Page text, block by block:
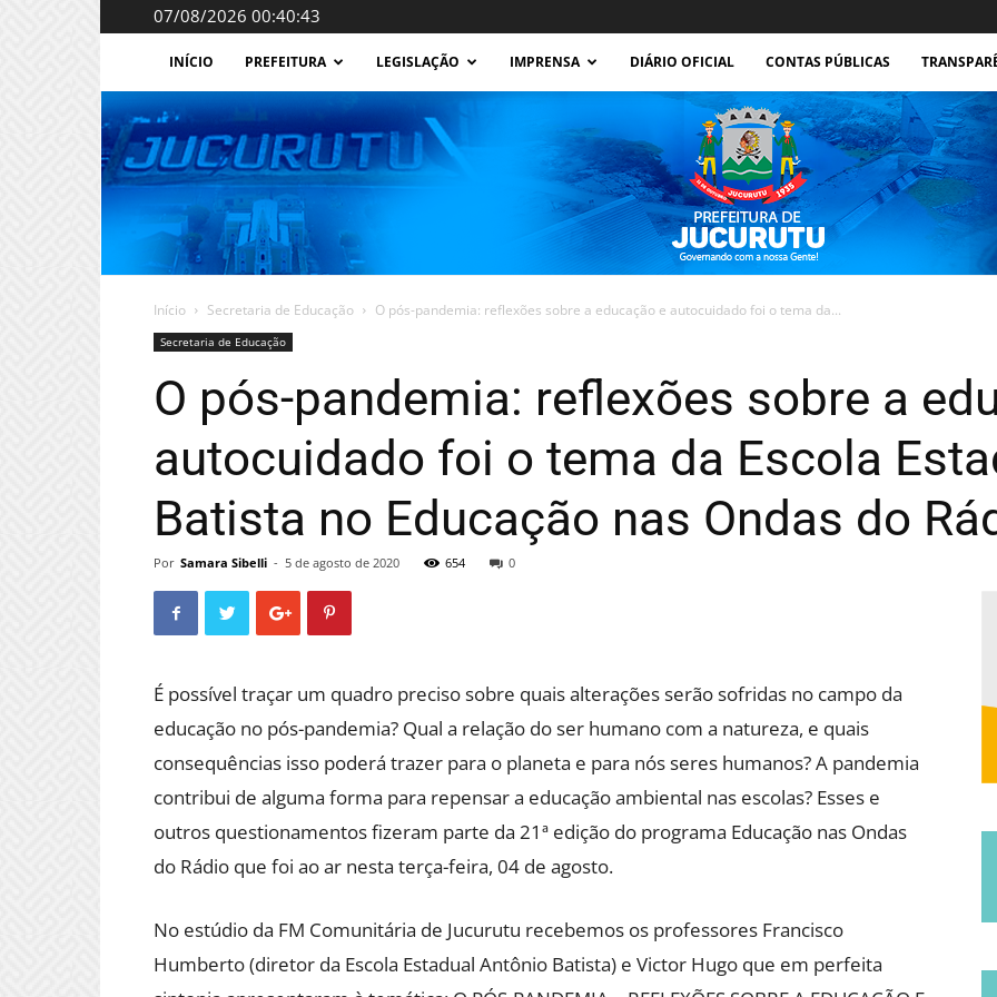
07/08/2026 00:40:43
INÍCIO PREFEITURA LEGISLAÇÃO IMPRENSA DIÁRIO OFICIAL CONTAS PÚBLICAS
Municipal
Início Secretaria de Educação O pós-pandemia: reflexões sobre a educação e autocuidado foi o tema da...
Secretaria de Educação
O pós-pandemia: reflexões sobre a
autocuidado foi o tema da Escola
Batista no Educação nas Ondas do
Por Samara Sibelli - 5 de agosto de 2020 654 0
É possível traçar um quadro preciso sobre quais alterações serão sofridas no campo da
educação no pós-pandemia? Qual a relação do ser humano com a natureza, e quais
consequências isso poderá trazer para o planeta e para nós seres humanos? A pandemia
contribui de alguma forma para repensar a educação ambiental nas escolas? Esses e
outros questionamentos fizeram parte da 21ª edição do programa Educação nas Ondas
do Rádio que foi ao ar nesta terça-feira, 04 de agosto.
No estúdio da FM Comunitária de Jucurutu recebemos os professores Francisco
Humberto (diretor da Escola Estadual Antônio Batista) e Victor Hugo que em perfeita